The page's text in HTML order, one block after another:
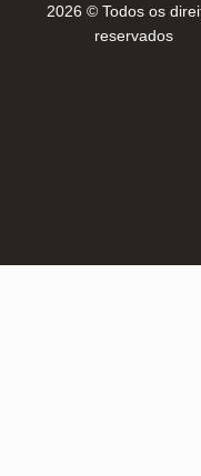
2026 © Todos os
reservados